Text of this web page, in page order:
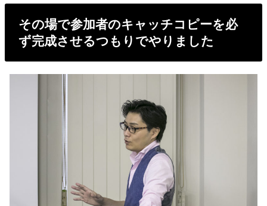
その場で参加者のキャッチコピーを必
ず完成させるつもりでやりました